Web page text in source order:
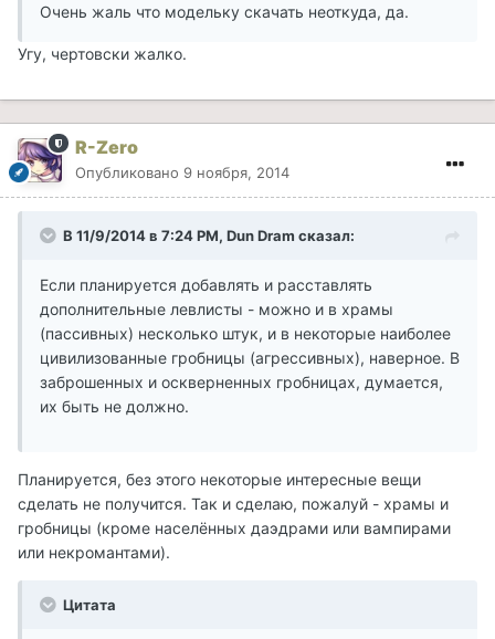
Очень жаль что модельку скачать неоткуда, да.
Угу, чертовски жалко.
R-Zero
Опубликовано 9 ноября, 2014
В 11/9/2014 в 7:24 PM, Dun Dram сказал:
Если планируется добавлять и расставлять
дополнительные левлисты - можно и в храмы
(пассивных) несколько штук, и в некоторые наиболее
цивилизованные гробницы (агрессивных), наверное. В
заброшенных и оскверненных гробницах, думается,
их быть не должно.
Планируется, без этого некоторые интересные вещи
сделать не получится. Так и сделаю, пожалуй - храмы и
гробницы (кроме населённых даэдрами или вампирами
или некромантами).
Цитата